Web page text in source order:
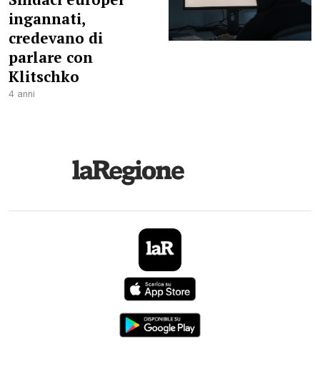
ingannati,
credevano di
parlare con
Klitschko
4 anni